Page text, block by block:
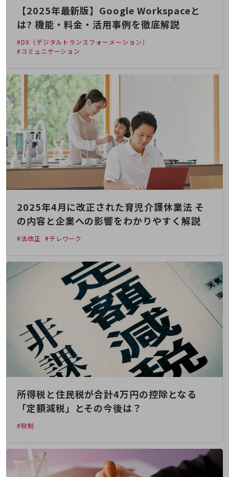
コミュニケーション・情報共有
業務効率化
災害対策
職場環境整備
地域共創・地方創生
セキュリティ対策
遠隔監視
顧客体験（CX）改善
人材不足解消
業種・業態で探す
業種・業態で探すTOP
自治体
一次産業
医療・介護
モビリティ
製造・建設業
小売業
モバイルTOP
法人向けスマホ・携帯に関する、
おすすめの機種、料金やサービスをご紹介
製品TOP
ビジネス向けスマートフォン
【2025年最新版】Google Workspaceと
は? 機能・料金・活用事例を徹底解説
#DX（デジタルトランスフォーメーション）
#コミュニケーション
2025年4月に改正された育児介護休業法 そ
の内容と企業への影響をわかりやすく解説
#法改正 #テレワーク
所得税と住民税が合計4万円の控除となる
「定額減税」とその今後は？
#税制